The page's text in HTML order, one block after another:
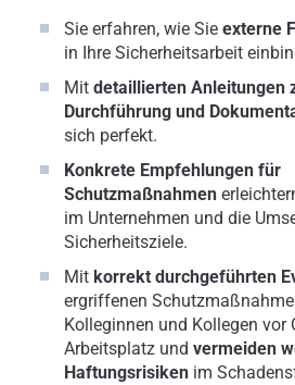
Sie erfahren, wie Sie externe
in Ihre Sicherheitsarbeit
Mit detaillierten Anleitungen
Durchführung und
sich perfekt.
Konkrete Empfehlungen für
Schutzmaßnahmen
im Unternehmen und die
Sicherheitsziele.
Mit korrekt durchgeführten
ergriffenen
Kolleginnen und Kollegen vor
Arbeitsplatz und vermeiden
Haftungsrisiken im